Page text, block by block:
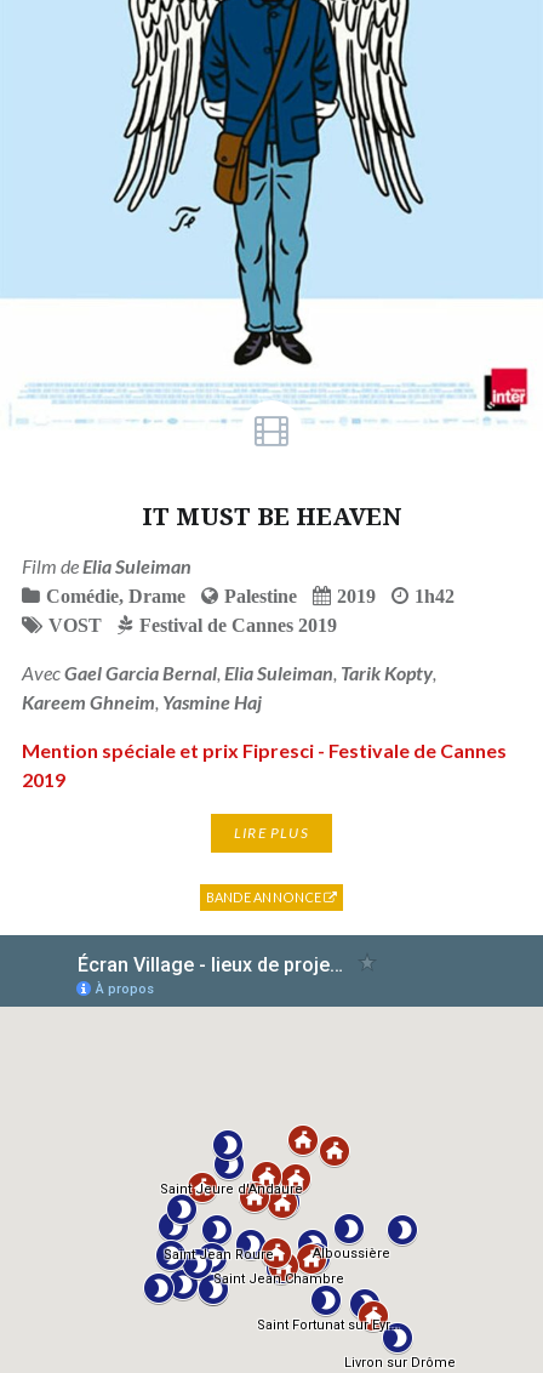
IT MUST BE HEAVEN
Film de Elia Suleiman
Comédie, Drame Palestine 2019
1h42
VOST
Festival de Cannes 2019
AvecGael Garcia Bernal, Elia Suleiman Tarik Kopty,
Kareem Ghneim Yasmine Haj
Mention spéciale et prix Fipresci - Festivale de Cannes
2019
LIRE PLUS
BANDE ANNONCE